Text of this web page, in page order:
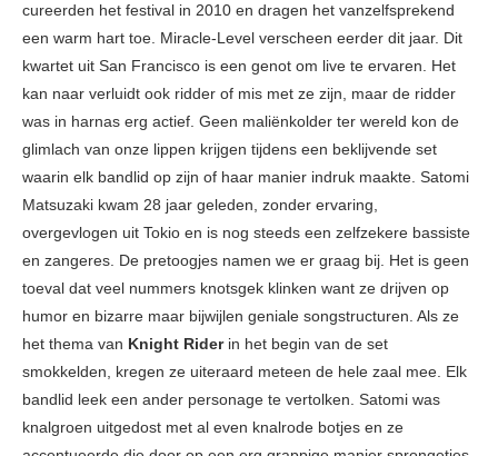
cureerden het festival in 2010 en dragen het vanzelfsprekend
een warm hart toe. Miracle-Level verscheen eerder dit jaar. Dit
kwartet uit San Francisco is een genot om live te ervaren. Het
kan naar verluidt ook ridder of mis met ze zijn, maar de ridder
was in harnas erg actief. Geen maliënkolder ter wereld kon de
glimlach van onze lippen krijgen tijdens een beklijvende set
waarin elk bandlid op zijn of haar manier indruk maakte. Satomi
Matsuzaki kwam 28 jaar geleden, zonder ervaring,
overgevlogen uit Tokio en is nog steeds een zelfzekere bassiste
en zangeres. De pretoogjes namen we er graag bij. Het is geen
toeval dat veel nummers knotsgek klinken want ze drijven op
humor en bizarre maar bijwijlen geniale songstructuren. Als ze
het thema van Knight Riderin het begin van de set
smokkelden, kregen ze uiteraard meteen de hele zaal mee. Elk
bandlid leek een ander personage te vertolken. Satomi was
knalgroen uitgedost met al even knalrode botjes en ze